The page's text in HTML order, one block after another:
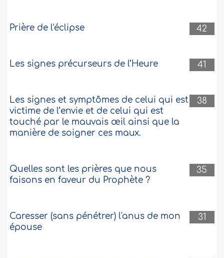
42
Prière de l'éclipse
41
Les signes précurseurs de l’Heure
38
Les signes et symptômes de celui qui est
victime de l’envie et de celui qui est
touché par le mauvais œil ainsi que la
manière de soigner ces maux.
35
Quelles sont les prières que nous
faisons en faveur du Prophète ?
31
Caresser (sans pénétrer) l'anus de mon
épouse